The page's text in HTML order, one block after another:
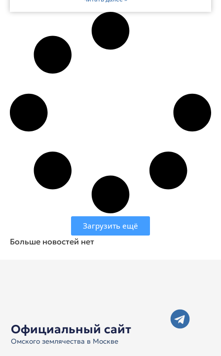
Загрузить ещё
Больше новостей нет
Официальный сайт
Омского землячества в Москве